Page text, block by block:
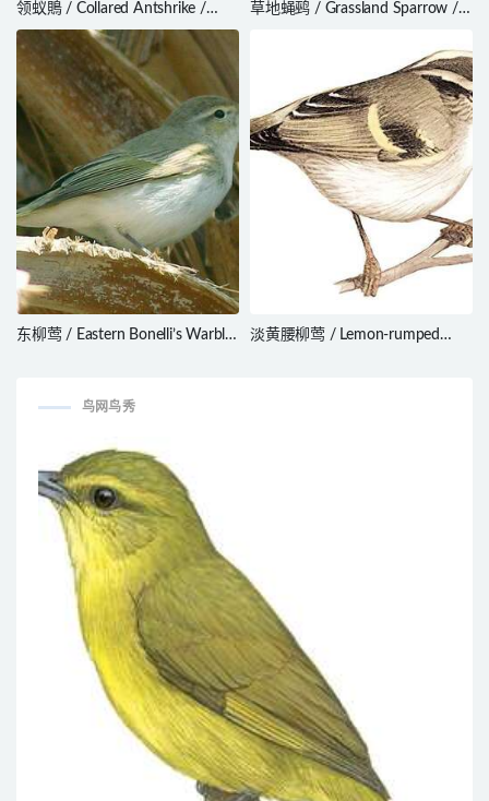
领蚁鵙 / Collared Antshrike /
Thamnophilus bernardi
草地蝇鹀 / Grassland Sparrow /
东柳莺 / Eastern Bonelli’s Warbler
淡黄腰柳莺 / Lemon-rumped
鸟网鸟秀